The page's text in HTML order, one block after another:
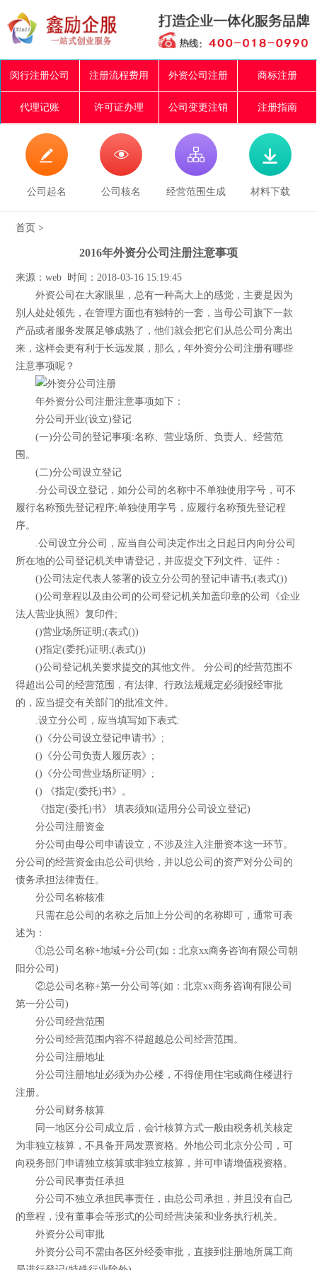
闵行注册公司 注册流程费用 外资公司注册 商标注册
代理记账 许可证办理 公司变更注销 注册指南

公司起名

公司核名

经营范围生成

材料下载
首页 >
2016年外资分公司注册注意事项
来源：web 时间：2018-03-16 15:19:45
外资公司在大家眼里，总有一种高大上的感觉，主要是因为
别人处处领先，在管理方面也有独特的一套，当母公司旗下一款
产品或者服务发展足够成熟了，他们就会把它们从总公司分离出
来，这样会更有利于长远发展，那么，年外资分公司注册有哪些
注意事项呢？
年外资分公司注册注意事项如下：
分公司开业(设立)登记
(一)分公司的登记事项:名称、营业场所、负责人、经营范
围。
(二)分公司设立登记
.分公司设立登记，如分公司的名称中不单独使用字号，可不
履行名称预先登记程序;单独使用字号，应履行名称预先登记程
序。
.公司设立分公司，应当自公司决定作出之日起日内向分公司
所在地的公司登记机关申请登记，并应提交下列文件、证件：
()公司法定代表人签署的设立分公司的登记申请书;(表式())
()公司章程以及由公司的公司登记机关加盖印章的公司《企业
法人营业执照》复印件;
()营业场所证明;(表式())
()指定(委托)证明;(表式())
()公司登记机关要求提交的其他文件。 分公司的经营范围不
得超出公司的经营范围，有法律、行政法规规定必须报经审批
的，应当提交有关部门的批准文件。
.设立分公司，应当填写如下表式:
()《分公司设立登记申请书》;
()《分公司负责人履历表》;
()《分公司营业场所证明》;
() 《指定(委托)书》。
《指定(委托)书》 填表须知(适用分公司设立登记)
分公司注册资金
分公司由母公司申请设立，不涉及注入注册资本这一环节。
分公司的经营资金由总公司供给，并以总公司的资产对分公司的
债务承担法律责任。
分公司名称核准
只需在总公司的名称之后加上分公司的名称即可，通常可表
述为：
①总公司名称+地域+分公司(如：北京xx商务咨询有限公司朝
阳分公司)
②总公司名称+第一分公司等(如：北京xx商务咨询有限公司
第一分公司)
分公司经营范围
分公司经营范围内容不得超越总公司经营范围。
分公司注册地址
分公司注册地址必须为办公楼，不得使用住宅或商住楼进行
注册。
分公司财务核算
同一地区分公司成立后，会计核算方式一般由税务机关核定
为非独立核算，不具备开局发票资格。外地公司北京分公司，可
向税务部门申请独立核算或非独立核算，并可申请增值税资格。
分公司民事责任承担
分公司不独立承担民事责任，由总公司承担，并且没有自己
的章程，没有董事会等形式的公司经营决策和业务执行机关。
外资分公司审批
外资分公司不需由各区外经委审批，直接到注册地所属工商